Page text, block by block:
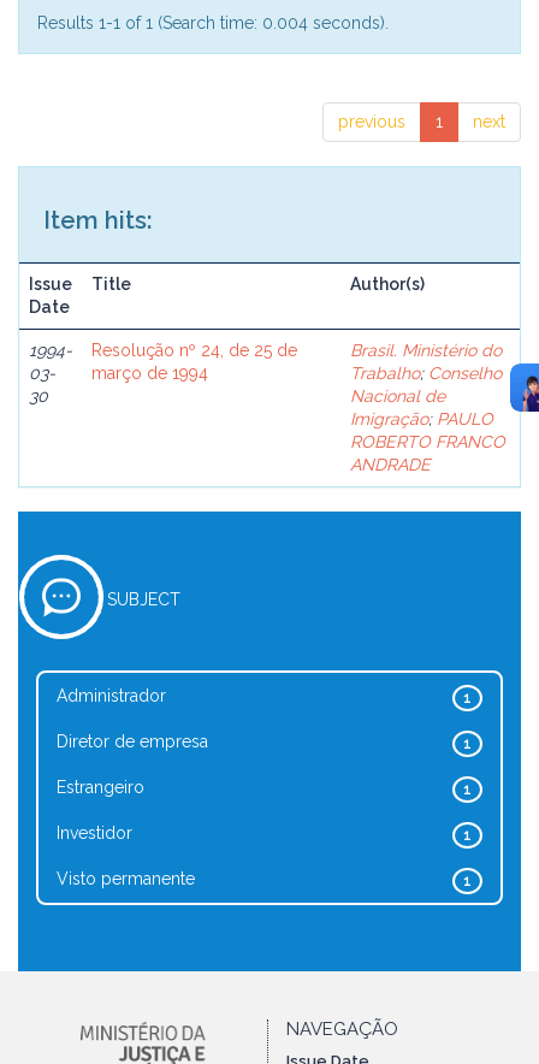
Results 1-1 of 1 (Search time: 0.004 seconds).
previous 1 next
Item hits:
Issue
Date
Title Author(s)
1994-
03-
30
Resolução nº 24, de 25 de
março de 1994
Brasil. Ministério do
Trabalho; Conselho
Nacional de
Imigração; PAULO
ROBERTO FRANCO
ANDRADE
SUBJECT
1
Administrador
1
Diretor de empresa
1
Estrangeiro
1
Investidor
1
Visto permanente
NAVEGAÇÃO